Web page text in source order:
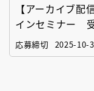
【アーカイブ配
インセミナー
「絵本創作実践講
応募締切 2025-10-